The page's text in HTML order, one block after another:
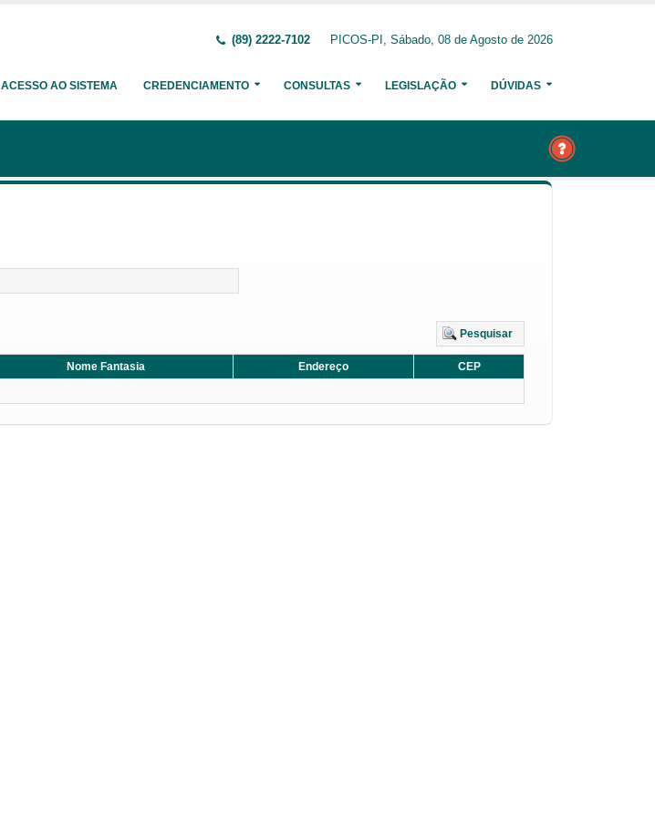
(89) 2222-7102 PICOS-PI, Sábado, 08 de Agosto de 2026
ACESSO AO SISTEMA CREDENCIAMENTO CONSULTAS LEGISLAÇÃO DÚVIDAS
Pesquisar
Nome Fantasia Endereço
CEP